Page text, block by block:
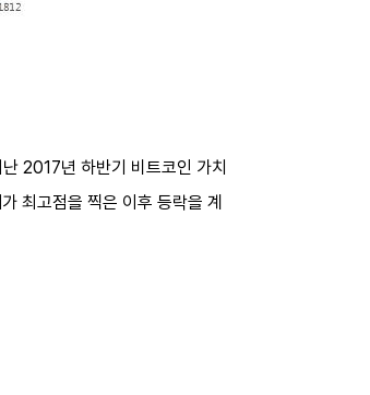
2017년 하반기 비트코인 가치
최고점을 찍은 이후 등락을 계